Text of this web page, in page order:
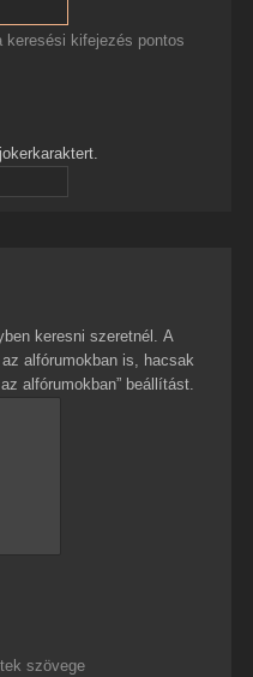
kifejezés pontos
keresni szeretnél. A
alfórumokban is, hacsak
alfórumokban” beállítást.
szövege